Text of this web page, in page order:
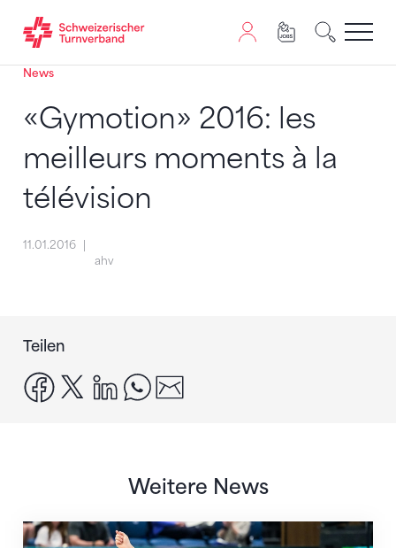
Zum Inhalt springen
Zur Sitemap navigieren
Zum Navigieren dieser Seite wird JavaScript benötigt.
News
«Gymotion» 2016: les
meilleurs moments à la
télévision
11.01.2016
ahv
Teilen
facebook
x linkedinwhatsapp
Weitere News
Nächster Halt: Weltmeisterschaft